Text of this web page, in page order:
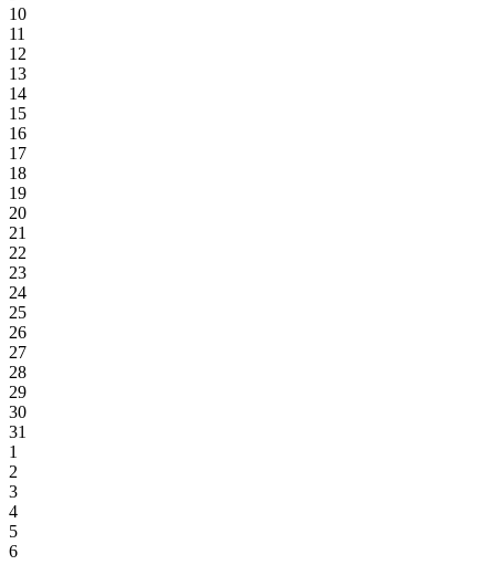
10
11
12
13
14
15
16
17
18
19
20
21
22
23
24
25
26
27
28
29
30
31
1
2
3
4
5
6